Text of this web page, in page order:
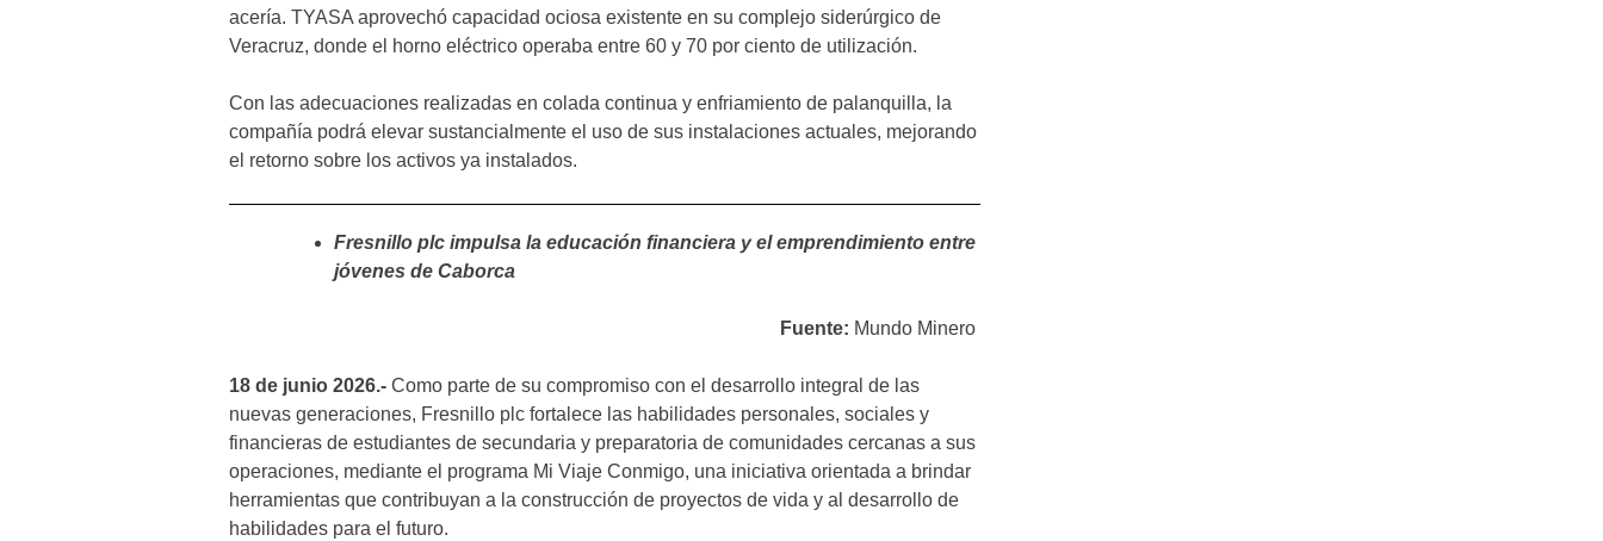
acería. TYASA aprovechó capacidad ociosa existente en su complejo siderúrgico de
Veracruz, donde el horno eléctrico operaba entre 60 y 70 por ciento de utilización.
Con las adecuaciones realizadas en colada continua y enfriamiento de palanquilla, la
compañía podrá elevar sustancialmente el uso de sus instalaciones actuales, mejorando
el retorno sobre los activos ya instalados.
Fresnillo plc impulsa la educación financiera y el emprendimiento entre
jóvenes de Caborca
Fuente: Mundo Minero
18 de junio 2026.- Como parte de su compromiso con el desarrollo integral de las
nuevas generaciones, Fresnillo plc fortalece las habilidades personales, sociales y
financieras de estudiantes de secundaria y preparatoria de comunidades cercanas a sus
operaciones, mediante el programa Mi Viaje Conmigo, una iniciativa orientada a brindar
herramientas que contribuyan a la construcción de proyectos de vida y al desarrollo de
habilidades para el futuro.